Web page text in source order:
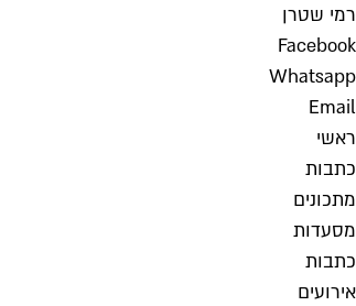
רמי שטרן
Facebook
Whatsapp
Email
ראשי
כתבות
מתכונים
מסעדות
כתבות
אירועים